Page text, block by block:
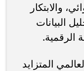
والابتكار
البيانات
الرقمية.
المتزايد